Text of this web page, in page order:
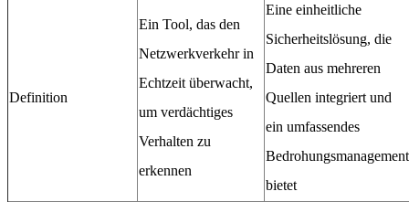
Definition
Ein Tool, das den
Netzwerkverkehr in
Echtzeit überwacht,
um verdächtiges
Verhalten zu
erkennen
Eine einheitliche
Sicherheitslösung, die
Daten aus mehreren
Quellen integriert und
ein umfassendes
Bedrohungsmanagement
bietet